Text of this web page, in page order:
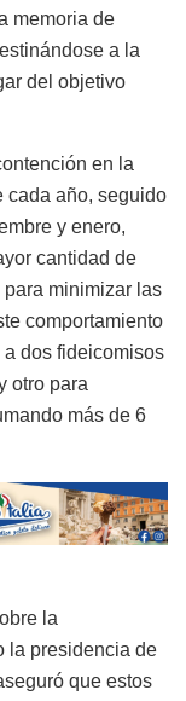
memoria de
a la
del objetivo
en la
cada año, seguido
y enero,
cantidad de
minimizar las
comportamiento
dos fideicomisos
otro para
más de 6
la
la presidencia de
que estos